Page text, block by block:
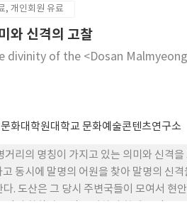
변적인 언어구사 등 무속적 사유체계를
합적으로 무절제 속에서 절제, 규범 속에
학을 형성하는데 의미 있는 역할을 할 것
, 개인회원 유료
와 신격의 고찰
divinity of the <Dosan
화대학원대학교 문화예술콘텐츠연구소
리의 명칭이 가지고 있는 의미와 신격
동시에 말명의 어원을 찾아 말명의 신
. 도산은 그 당시 주변국들이 모여서 현